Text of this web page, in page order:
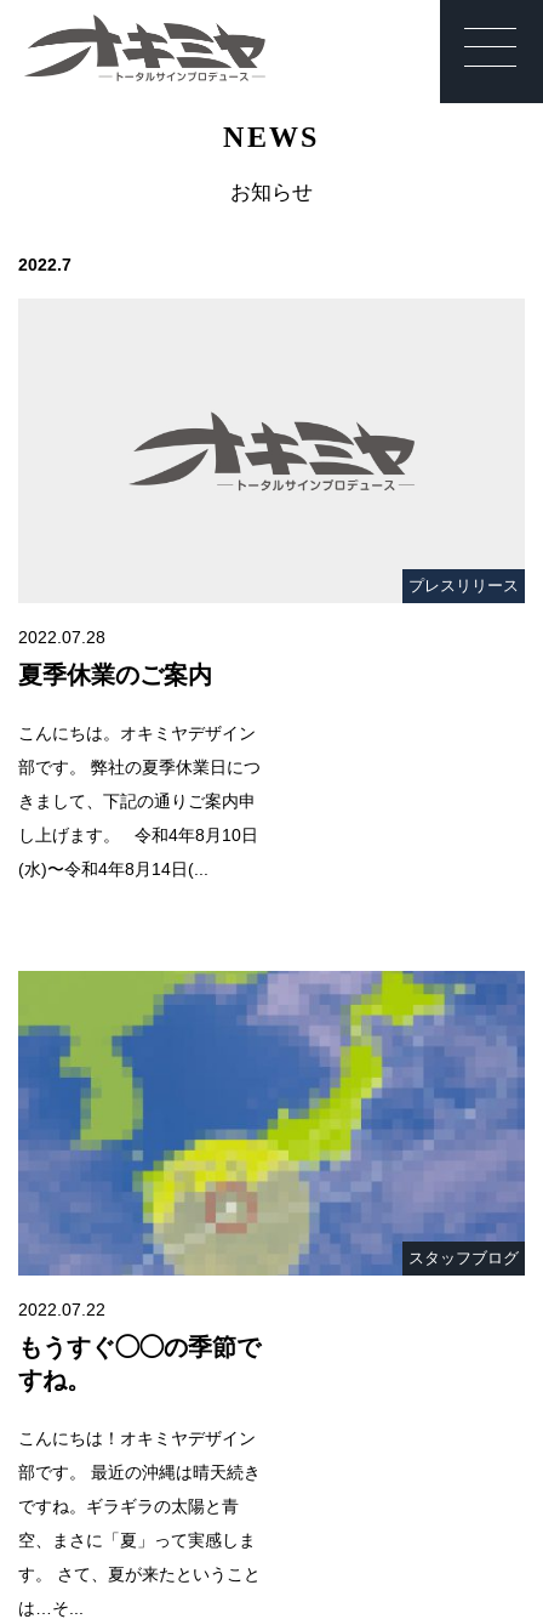
板 有限会社オキNEWS
お知らせ
2022.7
プレスリリース
2022.07.28
夏季休業のご案内
こんにちは。オキミヤデザイン
部です。 弊社の夏季休業日につ
きまして、下記の通りご案内申
し上げます。 令和4年8月10日
(水)〜令和4年8月14日(...
スタッフブログ
2022.07.22
もうすぐ◯◯の季節で
すね。
こんにちは！オキミヤデザイン
部です。 最近の沖縄は晴天続き
ですね。ギラギラの太陽と青
空、まさに「夏」って実感しま
す。 さて、夏が来たということ
は…そ...